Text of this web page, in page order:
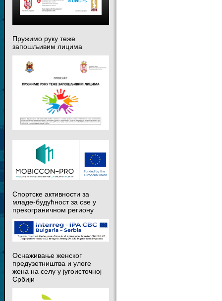
Пружимо руку теже
запошљивим лицима
Спортске активности за
младе-будућност за све у
прекограничном региону
Оснаживање женског
предузетништва и улоге
жена на селу у југоисточној
Србији